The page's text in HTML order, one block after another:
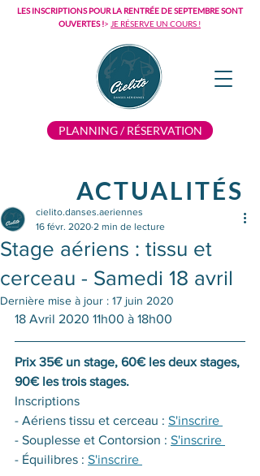
PLANNING / RÉSERVATION
LES INSCRIPTIONS POUR LA RENTRÉE DE SEPTEMBRE SONT
OUVERTES !> JE RÉSERVE UN COURS !
ACTUALITÉS
Stage aériens : tissu et
cerceau - Samedi 18 avril
cielito.danses.aeriennes
16 févr. 2020 2 min de lecture
Dernière mise à jour : 17 juin 2020
18 Avril 2020 11h00 à 18h00
Prix 35€ un stage, 60€ les deux stages,
90€ les trois stages.
Inscriptions
- Aériens tissu et cerceau : S'inscrire
- Souplesse et Contorsion : S'inscrire
- Équilibres : S'inscrire